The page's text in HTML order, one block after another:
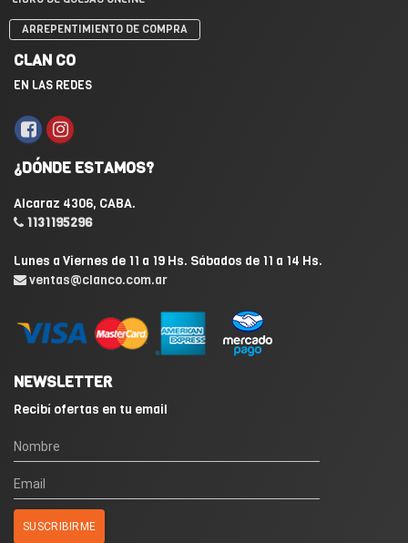
ARREPENTIMIENTO DE COMPRA
CLAN CO
EN LAS REDES
¿DÓNDE ESTAMOS?
Alcaraz 4306, CABA.
1131195296
Lunes a Viernes de 11 a 19 Hs. Sábados de 11 a 14 Hs.
ventas@clanco.com.ar
NEWSLETTER
Recibí ofertas en tu email